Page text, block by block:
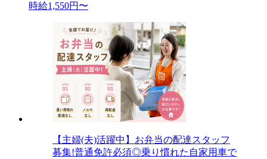
時給1,550円〜
【主婦(夫)活躍中】お弁当の配達スタッフ
募集!普通免許必須◎乗り慣れた自家用車で